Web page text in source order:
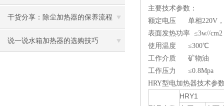
困惑吗？
干货分享：除尘加热器的保养流程
说一说水箱加热器的选购技巧
主要技术参数：
额定电压 单相220V，
表面发热功率 ≤3w//
使用温度 ≤300℃
工作介质 矿物油
工作压力 ≤0.8Mpa
HRY型电加热器技术参
HRY1